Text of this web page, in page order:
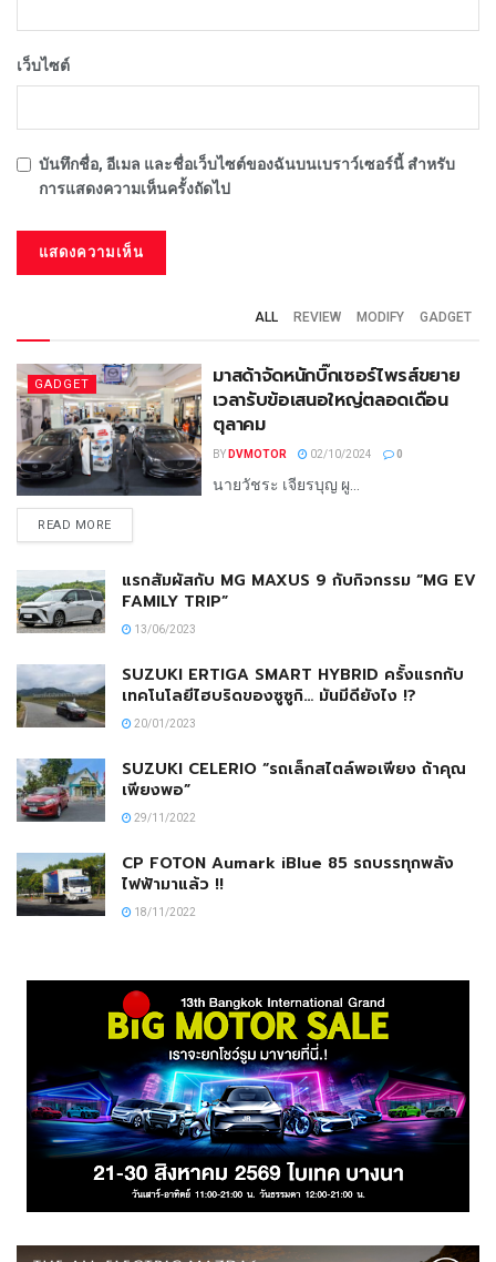
เว็บไซต์
บันทึกชื่อ, อีเมล และชื่อเว็บไซต์ของฉันบนเบราว์เซอร์นี้ สำหรับ
การแสดงความเห็นครั้งถัดไป
ALL REVIEW MODIFY GADGET
GADGET
มาสด้าจัดหนักบิ๊กเซอร์ไพรส์ขยาย
เวลารับข้อเสนอใหญ่ตลอดเดือน
ตุลาคม
BY DVMOTOR 02/10/2024 0
นายวัชระ เจียรบุญ ผู...
READ MORE
แรกสัมผัสกับ MG MAXUS 9 กับกิจกรรม “MG EV
FAMILY TRIP”
13/06/2023
SUZUKI ERTIGA SMART HYBRID ครั้งแรกกับ
เทคโนโลยีไฮบริดของซูซูกิ… มันมีดียังไง !?
20/01/2023
SUZUKI CELERIO “รถเล็กสไตล์พอเพียง ถ้าคุณ
เพียงพอ”
29/11/2022
CP FOTON Aumark iBlue 85 รถบรรทุกพลัง
ไฟฟ้ามาแล้ว !!
18/11/2022